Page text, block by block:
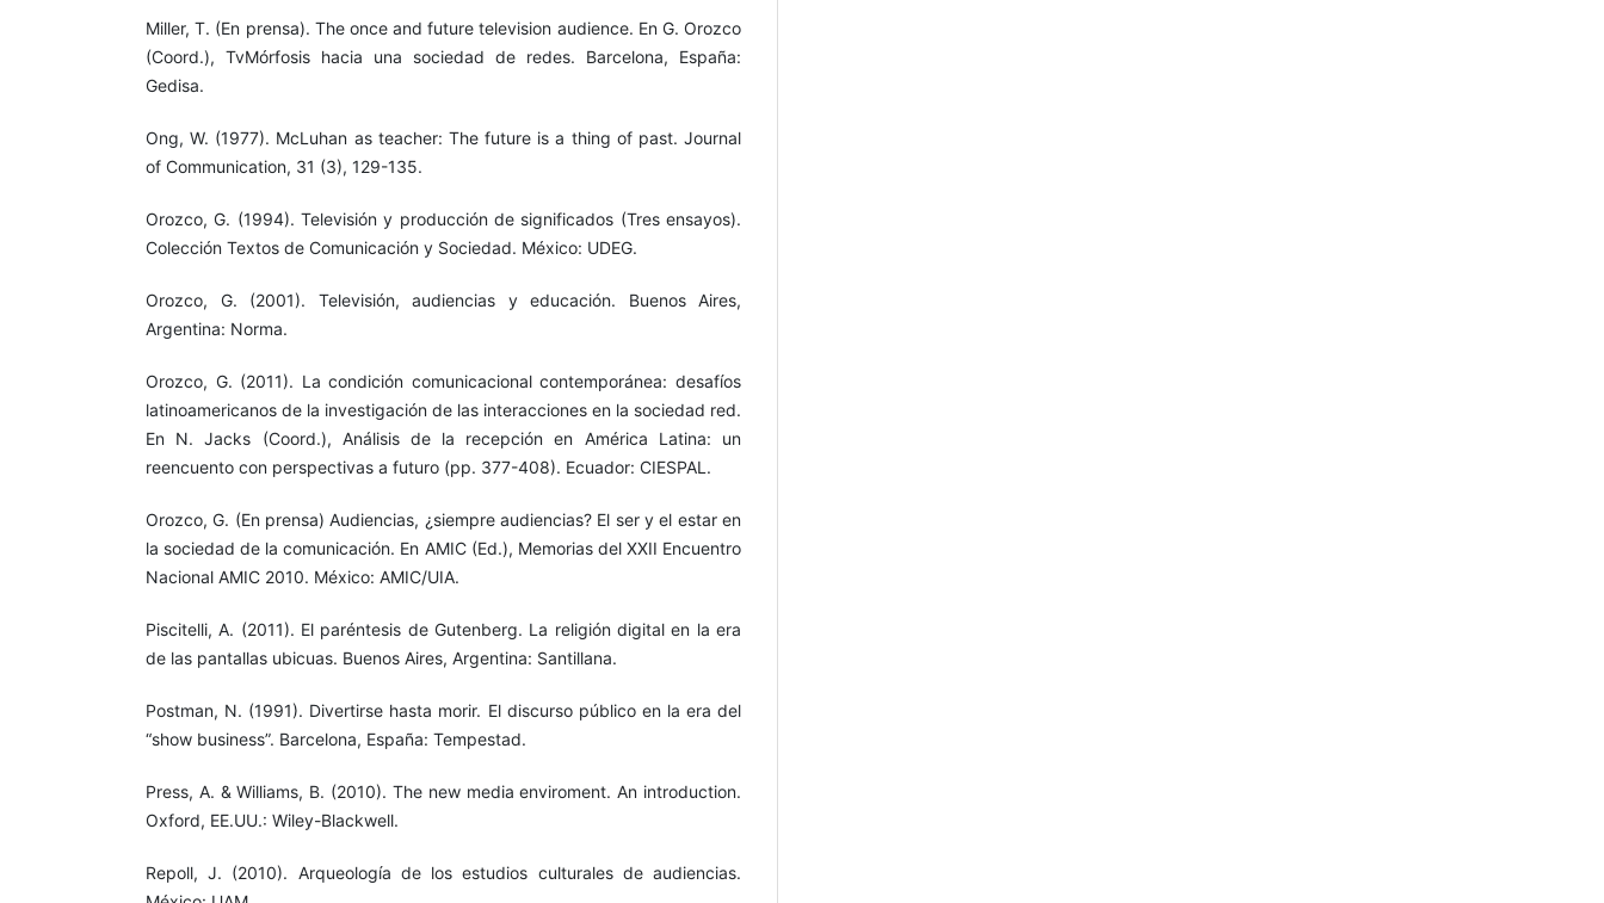
Miller, T. (En prensa). The once and future television audience. En G. Orozco
(Coord.), TvMórfosis hacia una sociedad de redes. Barcelona, España:
Gedisa.
Ong, W. (1977). McLuhan as teacher: The future is a thing of past. Journal
of Communication, 31 (3), 129-135.
Orozco, G. (1994). Televisión y producción de significados (Tres ensayos).
Colección Textos de Comunicación y Sociedad. México: UDEG.
Orozco, G. (2001). Televisión, audiencias y educación. Buenos Aires,
Argentina: Norma.
Orozco, G. (2011). La condición comunicacional contemporánea: desafíos
latinoamericanos de la investigación de las interacciones en la sociedad red.
En N. Jacks (Coord.), Análisis de la recepción en América Latina: un
reencuento con perspectivas a futuro (pp. 377-408). Ecuador: CIESPAL.
Orozco, G. (En prensa) Audiencias, ¿siempre audiencias? El ser y el estar en
la sociedad de la comunicación. En AMIC (Ed.), Memorias del XXII Encuentro
Nacional AMIC 2010. México: AMIC/UIA.
Piscitelli, A. (2011). El paréntesis de Gutenberg. La religión digital en la era
de las pantallas ubicuas. Buenos Aires, Argentina: Santillana.
Postman, N. (1991). Divertirse hasta morir. El discurso público en la era del
“show business”. Barcelona, España: Tempestad.
Press, A. & Williams, B. (2010). The new media enviroment. An introduction.
Oxford, EE.UU.: Wiley-Blackwell.
Repoll, J. (2010). Arqueología de los estudios culturales de audiencias.